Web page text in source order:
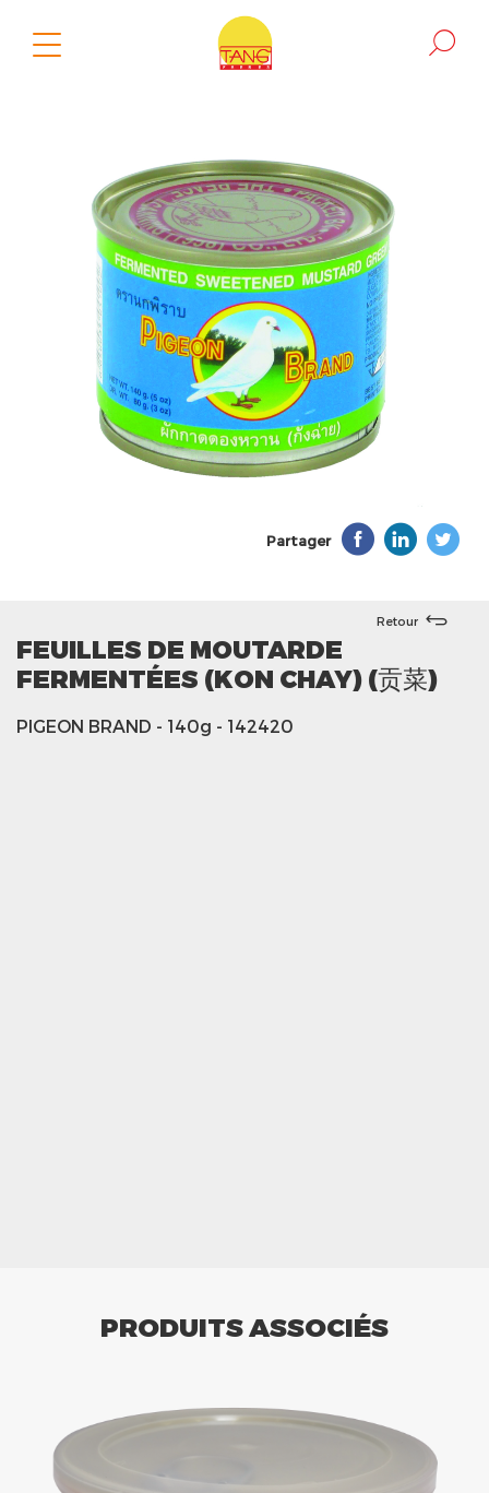
Partager
Retour
FEUILLES DE MOUTARDE
FERMENTÉES (KON CHAY) (贡菜)
PIGEON BRAND - 140g - 142420
PRODUITS ASSOCIÉS